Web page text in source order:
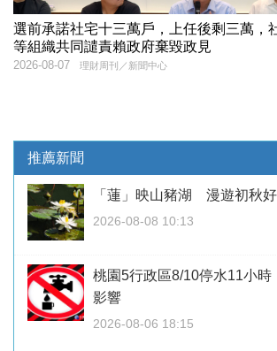
選前承諾社宅十三萬戶，上任後剩三萬，
等組織共同譴責賴政府棄毀政見
理財周刊／新聞中心
2026-08-07
推薦新聞
「蓮」映山豬湖 漫遊初秋
2026-08-08 10:13
桃園5行政區8/10停水11小
影響
2026-08-06 18:15